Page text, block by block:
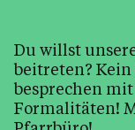
Pfarrblatt
Pfarrcafe
Schritte zum
Du willst
beitreten? Kein
besprechen
Formalitäten!